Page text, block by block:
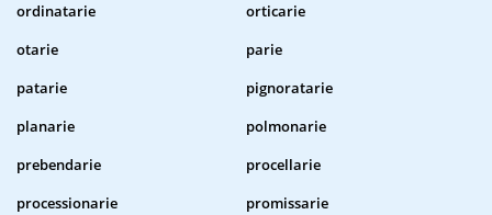
ordinatarie
orticarie
otarie
parie
patarie
pignoratarie
planarie
polmonarie
prebendarie
procellarie
processionarie
promissarie